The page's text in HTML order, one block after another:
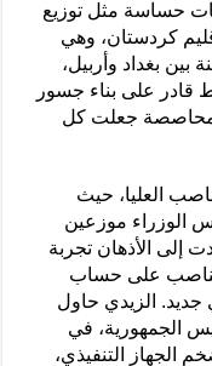
حساسة مثل توزيع
كردستان، وهي
بغداد وأربيل،
قادر على بناء جسور
جعلت كل
العليا، حيث
الوزراء موزعين
إلى الأذهان تجربة
على حساب
جديد. الزيدي حاول
الجمهورية، في
الجهاز التنفيذي،